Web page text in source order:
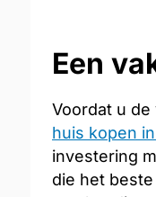
Een
Voordat u
huis kopen
investering
die het